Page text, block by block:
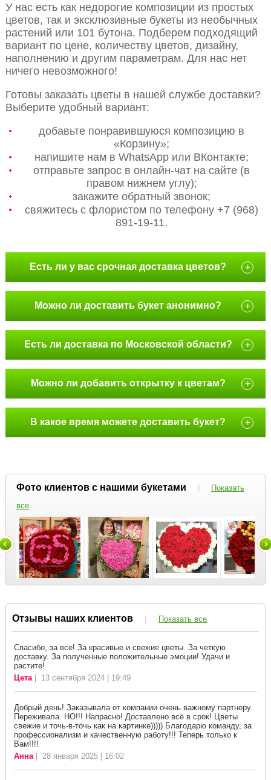
У нас есть как недорогие композиции из простых
цветов, так и эксклюзивные букеты из необычных
растений или 101 бутона. Подберем подходящий
вариант по цене, количеству цветов, дизайну,
наполнению и другим параметрам. Для нас нет
ничего невозможного!
Готовы заказать цветы в нашей службе доставки?
Выберите удобный вариант:
добавьте понравившуюся композицию в
«Корзину»;
напишите нам в WhatsApp или ВКонтакте;
отправьте запрос в онлайн-чат на сайте (в
правом нижнем углу);
закажите обратный звонок;
свяжитесь с флористом по телефону +7 (968)
891-19-11.
Есть ли у вас срочная доставка цветов? +
Можно ли доставить букет анонимно? +
Есть ли доставка по Московской области? +
Можно ли добавить открытку к цветам? +
В какое время можете доставить букет? +
Фото клиентов с нашими букетами |
Показать
все
Отзывы наших клиентов | Показать все
Спасибо, за все! За красивые и свежие цветы. За четкую
доставку. За полученные положительные эмоции! Удачи и
растите!
Цета| 13 сентября 2024 | 19:49
Добрый день! Заказывала от компании очень важному партнеру.
Переживала. НО!!! Напрасно! Доставлено всё в срок! Цветы
свежие и точь-в-точь как на картинке))))) Благодарю команду, за
профессионализм и качественную работу!!! Теперь только к
Вам!!!!
Анна| 28 января 2025 | 16:02